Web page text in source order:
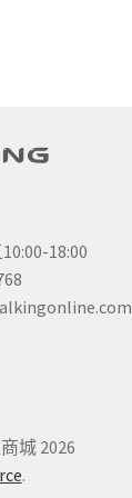
18:00
城 2026
.